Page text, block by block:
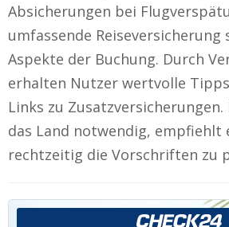
Absicherungen bei
umfassende Reiseversicherung
Aspekte der Buchung. Durch
erhalten Nutzer wertvolle
Links zu
das Land notwendig, empfiehlt
rechtzeitig die Vorschriften zu